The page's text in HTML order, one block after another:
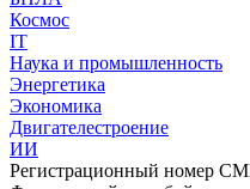
Космос
IT
Наука и промышленность
Энергетика
Экономика
Двигателестроение
ИИ
Регистрационный номер